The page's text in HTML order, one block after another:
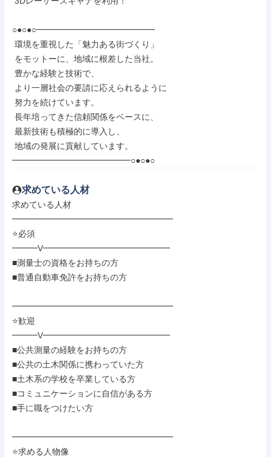
○●○●○━━━━━━━━━━━━━━
━━━━━━━━━━━━━━○●○●○
求めている人材
求めている人材
━━━━━━━━━━━━━━━━━━━
⭐必須
━━━V━━━━━━━━━━━━━━━
■測量士の資格をお持ちの方
■普通自動車免許をお持ちの方
━━━━━━━━━━━━━━━━━━━
⭐歓迎
━━━V━━━━━━━━━━━━━━━
■公共測量の経験をお持ちの方
■公共の土木関係に携わっていた方
■土木系の学校を卒業している方
■コミュニケーションに自信がある方
■手に職をつけたい方
━━━━━━━━━━━━━━━━━━━
⭐求める人物像